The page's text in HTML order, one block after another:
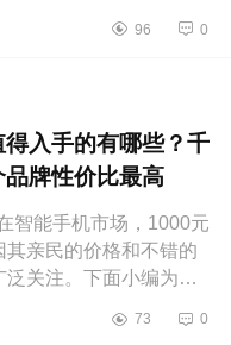
哪个合适呀，下面小编
96 0
入手的有哪些？千
牌性价比最高
能手机市场，1000元
其亲民的价格和不错的
泛关注。下面小编为大
哪个品牌性价比最
73 0